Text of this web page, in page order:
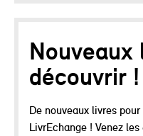
Nouveaux
découvrir !
De nouveaux livres
LivrEchange ! Venez